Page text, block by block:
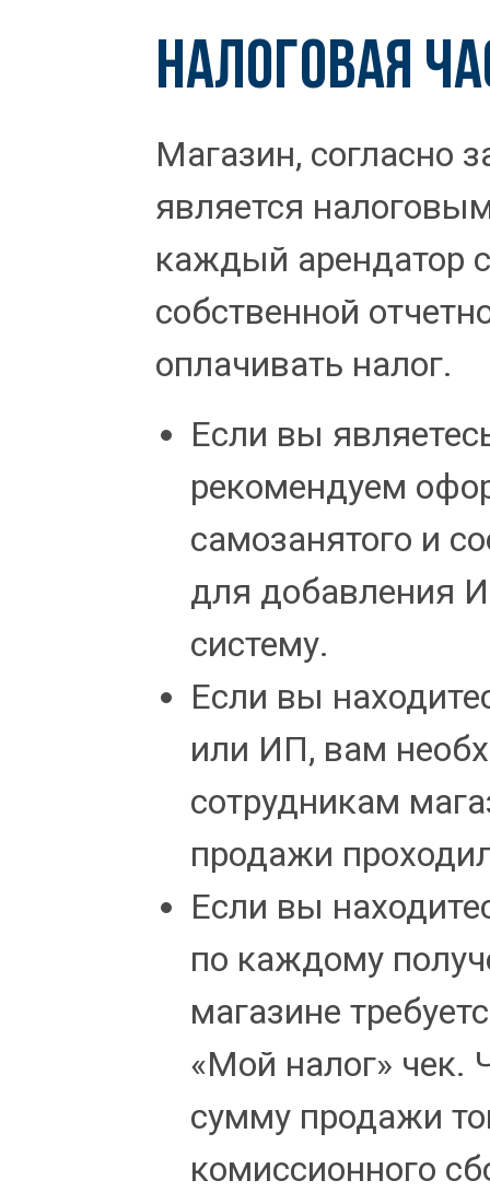
НАЛОГОВАЯ
Магазин, согласно
является
каждый арендатор
собственной
оплачивать налог.
Если вы
рекомендуем
самозанятого и
для добавления
систему.
Если вы
или ИП, вам
сотрудникам
продажи
Если вы
по каждому
магазине
«Мой налог» чек.
сумму продажи
комиссионного